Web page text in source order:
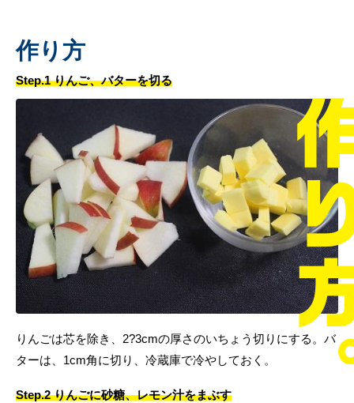
作り方
Step.1 りんご、バターを切る
りんごは芯を除き、2?3cmの厚さのいちょう切りにする。バ
ターは、1cm角に切り、冷蔵庫で冷やしておく。
Step.2 りんごに砂糖、レモン汁をまぶす